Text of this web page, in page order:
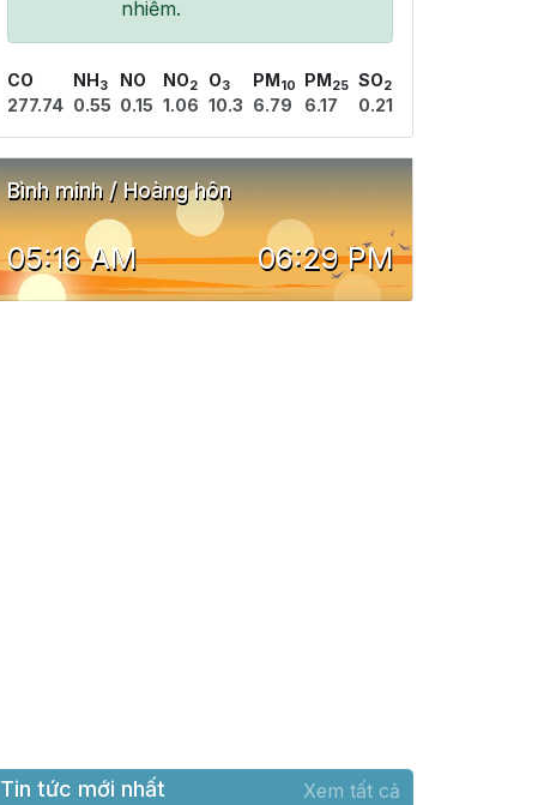
nhiễm.
CO
277.74
NH 3
0.55
NO
0.15
NO2
1.06
O3
10.3
PM 10
6.79
PM 25
6.17
SO2
0.21
Bình minh / Hoàng hôn
05:16 AM 06:29 PM
Tin tức mới nhất Xem tất cả